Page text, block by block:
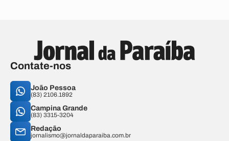
Contate-nos
João Pessoa
(83) 2106.1892
Campina Grande
(83) 3315-3204
Redação
jornalismo@jornaldaparaiba.com.br